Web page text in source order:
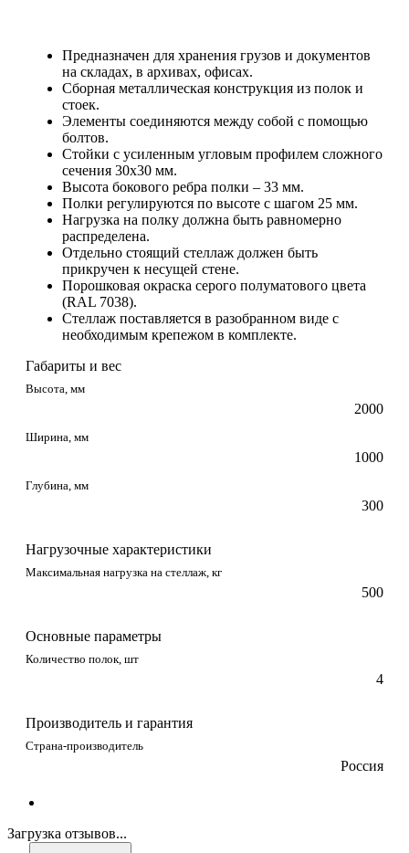
Предназначен для хранения грузов и документов
на складах, в архивах, офисах.
Сборная металлическая конструкция из полок и
стоек.
Элементы соединяются между собой с помощью
болтов.
Стойки с усиленным угловым профилем сложного
сечения 30х30 мм.
Высота бокового ребра полки – 33 мм.
Полки регулируются по высоте с шагом 25 мм.
Нагрузка на полку должна быть равномерно
распределена.
Отдельно стоящий стеллаж должен быть
прикручен к несущей стене.
Порошковая окраска серого полуматового цвета
(RAL 7038).
Стеллаж поставляется в разобранном виде с
необходимым крепежом в комплекте.
Габариты и вес
Высота, мм
2000
Ширина, мм
1000
Глубина, мм
300
Нагрузочные характеристики
Максимальная нагрузка на стеллаж, кг
500
Основные параметры
Количество полок, шт
4
Производитель и гарантия
Страна-производитель
Россия
Загрузка отзывов...